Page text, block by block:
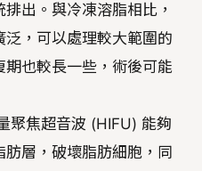
出。與冷凍溶脂相比，
，可以處理較大範圍的
也較長一些，術後可能
聚焦超音波 (HIFU) 能夠
層，破壞脂肪細胞，同